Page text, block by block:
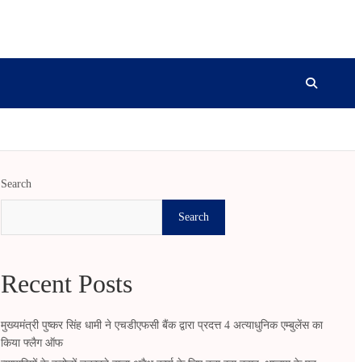
Search
Search
Recent Posts
मुख्यमंत्री पुष्कर सिंह धामी ने एचडीएफसी बैंक द्वारा प्रदत्त 4 अत्याधुनिक एम्बुलेंस का
किया फ्लैग ऑफ